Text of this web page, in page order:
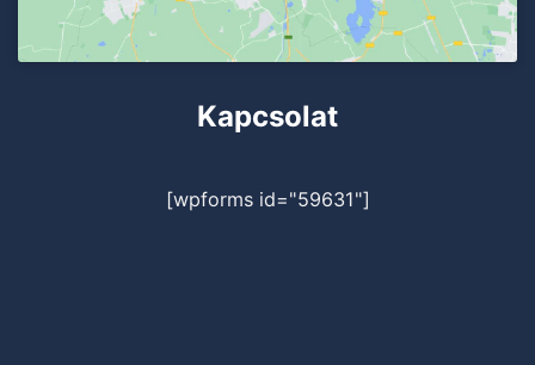
Kapcsolat
[wpforms id="59631"]